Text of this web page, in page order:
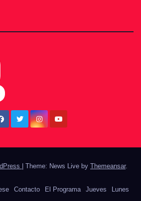
Theme: News Live by Themeansar.
Contacto El Programa Jueves Lunes